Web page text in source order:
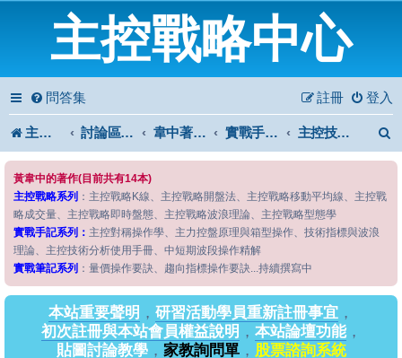
主控戰略中心
問答集 登入
註冊
主控戰略中心 討論區首頁 韋中著作問答區 實戰手記系列 主控技術分析使用手冊
黃韋中的著作(目前共有14本)
主控戰略系列 ：主控戰略K線、主控戰略開盤法、主控戰略移動平均線、主控戰
略成交量、主控戰略即時盤態、主控戰略波浪理論、主控戰略型態學
實戰手記系列： 主控對稱操作學、主力控盤原理與箱型操作、技術指標與波浪
理論、主控技術分析使用手冊、中短期波段操作精解
實戰筆記系列 ：量價操作要訣、趨向指標操作要訣...持續撰寫中
本站重要聲明 ， 研習活動學員重新註冊事宜 ，
初次註冊與本站會員權益說明 ， 本站論壇功能，
貼圖討論教學， 家教詢問單， 股票諮詢系統